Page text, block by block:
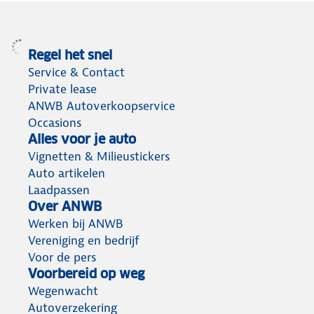
Regel het snel
Service & Contact
Private lease
ANWB Autoverkoopservice
Occasions
Alles voor je auto
Vignetten & Milieustickers
Auto artikelen
Laadpassen
Over ANWB
Werken bij ANWB
Vereniging en bedrijf
Voor de pers
Voorbereid op weg
Wegenwacht
Autoverzekering